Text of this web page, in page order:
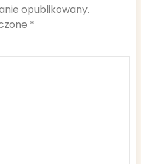
opublikowany.
*